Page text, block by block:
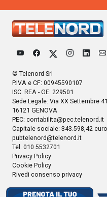
© Telenord Srl
P.IVA e CF: 00945590107
ISC. REA - GE: 229501
Sede Legale: Via XX Settembre
16121 GENOVA
PEC: contabilita@pec.telenord.it
Capitale sociale: 343.598,42
pubtelenord@telenord.it
Tel. 010 5532701
Privacy Policy
Cookie Policy
Rivedi consenso privacy